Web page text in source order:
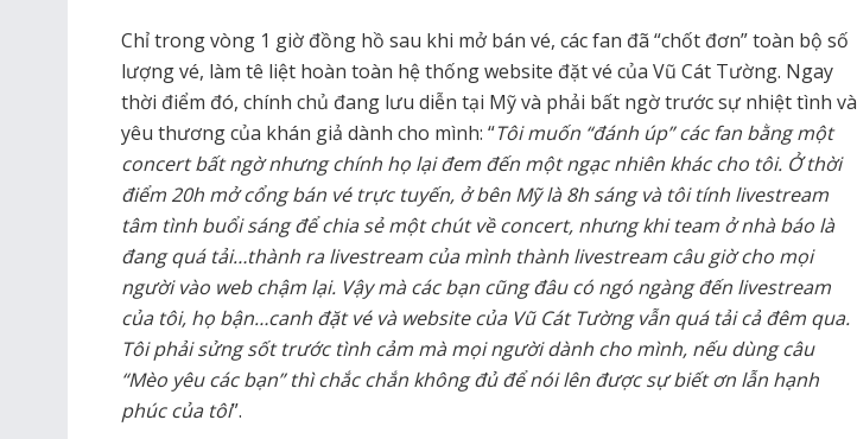
Chỉ trong vòng 1 giờ đồng hồ sau khi mở bán vé, các fan đã “chốt đơn” toàn bộ số
lượng vé, làm tê liệt hoàn toàn hệ thống website đặt vé của Vũ Cát Tường. Ngay
thời điểm đó, chính chủ đang lưu diễn tại Mỹ và phải bất ngờ trước sự nhiệt tình và
yêu thương của khán giả dành cho mình: “Tôi muốn “đánh úp” các fan bằng một
concert bất ngờ nhưng chính họ lại đem đến một ngạc nhiên khác cho tôi. Ở thời
điểm 20h mở cổng bán vé trực tuyến, ở bên Mỹ là 8h sáng và tôi tính livestream
tâm tình buổi sáng để chia sẻ một chút về concert, nhưng khi team ở nhà báo là
đang quá tải…thành ra livestream của mình thành livestream câu giờ cho mọi
người vào web chậm lại. Vậy mà các bạn cũng đâu có ngó ngàng đến livestream
của tôi, họ bận…canh đặt vé và website của Vũ Cát Tường vẫn quá tải cả đêm qua.
Tôi phải sửng sốt trước tình cảm mà mọi người dành cho mình, nếu dùng câu
“Mèo yêu các bạn” thì chắc chắn không đủ để nói lên được sự biết ơn lẫn hạnh
phúc của tôi”.